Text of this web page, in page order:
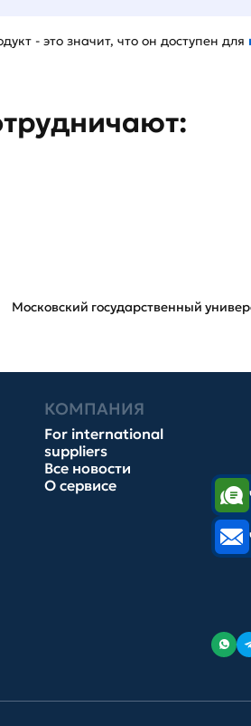
- это значит, что он доступен для
Московский государственный
КОМПАНИЯ
For international
suppliers
Все новости
О сервисе